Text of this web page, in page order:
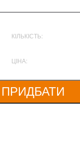
КІЛЬКІСТЬ:
ЦІНА:
ПРИДБАТИ